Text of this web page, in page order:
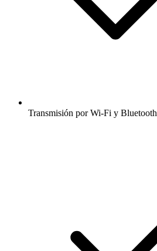
Transmisión por Wi-Fi y Bluetooth